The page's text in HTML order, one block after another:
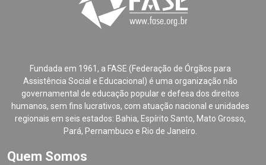
Fundada em 1961, a FASE (Federação de Órgãos para
Assistência Social e Educacional) é uma organização não
governamental de educação popular e defesa dos direitos
humanos, sem fins lucrativos, com atuação nacional e unidades
regionais em seis estados: Bahia, Espírito Santo, Mato Grosso,
Pará, Pernambuco e Rio de Janeiro.
Quem Somos